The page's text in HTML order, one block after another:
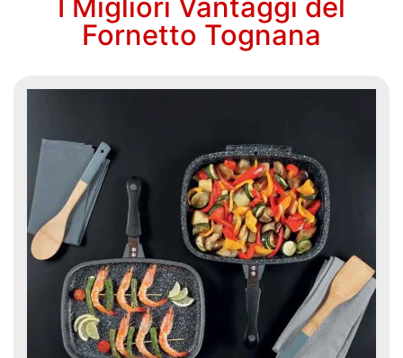
I Migliori Vantaggi del
Fornetto Tognana